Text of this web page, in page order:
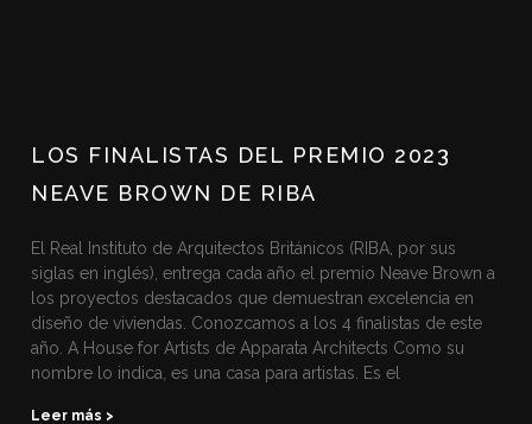
LOS FINALISTAS DEL PREMIO 2023
NEAVE BROWN DE RIBA
El Real Instituto de Arquitectos Británicos (RIBA, por sus
siglas en inglés), entrega cada año el premio Neave Brown a
los proyectos destacados que demuestran excelencia en
diseño de viviendas. Conozcamos a los 4 finalistas de este
año. A House for Artists de Apparata Architects Como su
nombre lo indica, es una casa para artistas. Es el
Leer más >